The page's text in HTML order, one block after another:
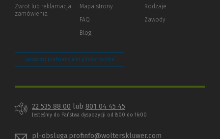
innej
Zwrot lub reklamacja
zamówienia
Mapa strony
FAQ
Blog
Rodzaje
Zawody
Zarządzaj preferencjami plików cookie
22 535 88 00 lub 801 04 45 45
Jesteśmy do Państwa dyspozycji od 8:00 do 16:00
pl-obsluga.profinfo@wolterskluwer.com